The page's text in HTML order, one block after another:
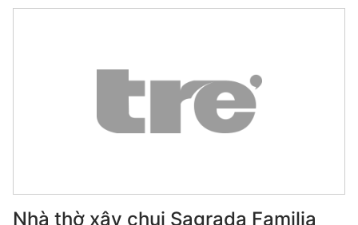
Nhà thờ xây chui Sagrada Familia